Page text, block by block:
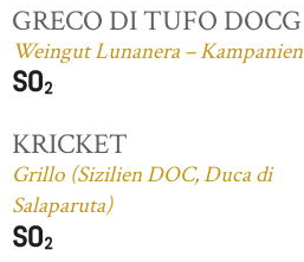
GRECO DI TUFO DOCG
Weingut Lunanera – Kampanien
KRICKET
Grillo (Sizilien DOC, Duca di
Salaparuta)